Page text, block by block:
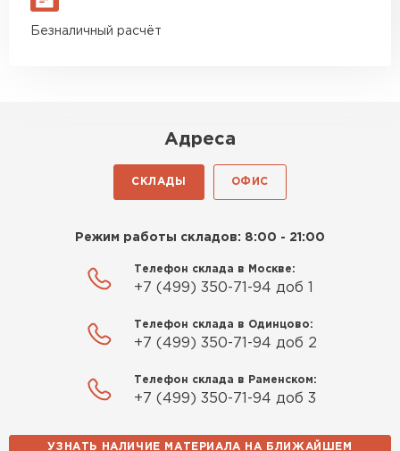
Безналичный расчёт
Адреса
СКЛАДЫ ОФИС
Режим работы складов: 8:00 - 21:00
Телефон склада в Москве:
+7 (499) 350-71-94 доб 1
Телефон склада в Одинцово:
+7 (499) 350-71-94 доб 2
Телефон склада в Раменском:
+7 (499) 350-71-94 доб 3
УЗНАТЬ НАЛИЧИЕ МАТЕРИАЛА НА БЛИЖАЙШЕМ